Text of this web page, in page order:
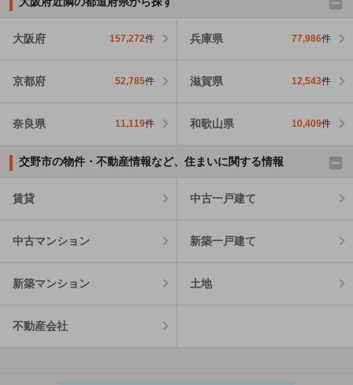
大阪府 157,272件 兵庫県 77,986件
京都府 52,785件 滋賀県 12,543件
奈良県 11,119件 和歌山県 10,409件
交野市の物件・不動産情報など、住まいに関する情報
賃貸 中古一戸建て
中古マンション 新築一戸建て
新築マンション 土地
不動産会社